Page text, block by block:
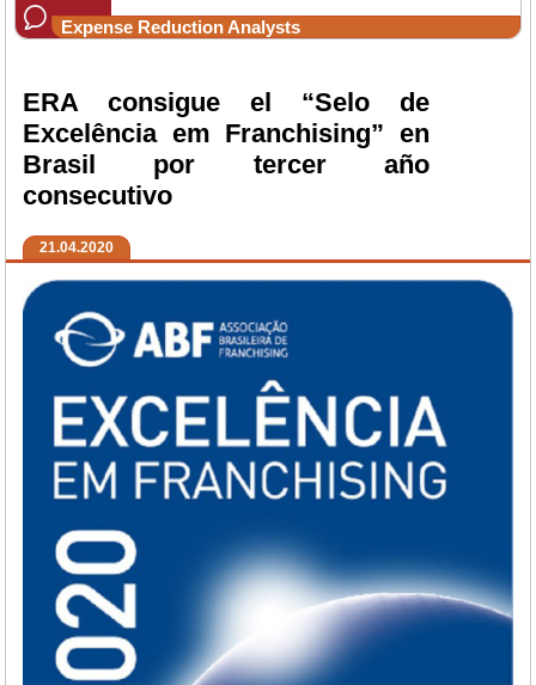
Expense Reduction Analysts
ERA consigue el “Selo de
Excelência em Franchising” en
Brasil por tercer año
consecutivo
21.04.2020